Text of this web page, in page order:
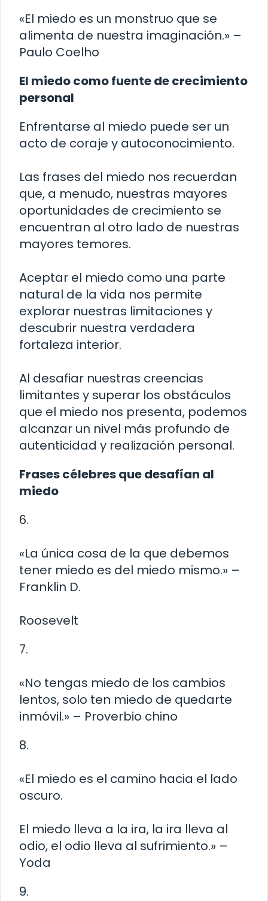
«El miedo es un monstruo que se
alimenta de nuestra imaginación.» –
Paulo Coelho
El miedo como fuente de crecimiento
personal
Enfrentarse al miedo puede ser un
acto de coraje y autoconocimiento.
Las frases del miedo nos recuerdan
que, a menudo, nuestras mayores
oportunidades de crecimiento se
encuentran al otro lado de nuestras
mayores temores.
Aceptar el miedo como una parte
natural de la vida nos permite
explorar nuestras limitaciones y
descubrir nuestra verdadera
fortaleza interior.
Al desafiar nuestras creencias
limitantes y superar los obstáculos
que el miedo nos presenta, podemos
alcanzar un nivel más profundo de
autenticidad y realización personal.
Frases célebres que desafían al
miedo
6.
«La única cosa de la que debemos
tener miedo es del miedo mismo.» –
Franklin D.
Roosevelt
7.
«No tengas miedo de los cambios
lentos, solo ten miedo de quedarte
inmóvil.» – Proverbio chino
8.
«El miedo es el camino hacia el lado
oscuro.
El miedo lleva a la ira, la ira lleva al
odio, el odio lleva al sufrimiento.» –
Yoda
9.